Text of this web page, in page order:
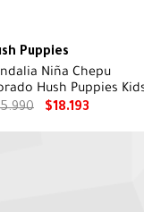
Puppies
Niña Chepu
Hush Puppies
.990 $18.193